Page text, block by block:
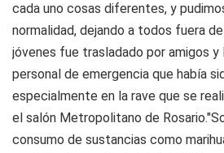
cada uno cosas diferentes, y
normalidad, dejando a todos fuera
jóvenes fue trasladado por amigos
personal de emergencia que había
especialmente en la rave que se
el salón Metropolitano de
consumo de sustancias como